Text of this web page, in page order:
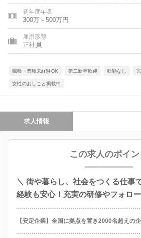
山県、石川県、福井県、新潟県、山梨県
県、愛知県、三重県、滋賀県、京都府、
県、和歌山県、鳥取県、島根県、岡山県
県、香川県、愛媛県、高知県、福岡県、
県、大分県、宮崎県、鹿児島県、沖縄県
初年度年収
300万～500万円
雇用形態
正社員
職種・業種未経験OK 第二新卒歓迎 転勤なし
女性のおしごと掲載中
求人情報
この求人のポイン
＼ 街や暮らし、社会をつくる仕事
経験も安心！充実の研修やフォロ
【安定企業】全国に拠点を置き2000名超えの